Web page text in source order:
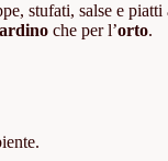
stufati, salse e
che per l’orto.